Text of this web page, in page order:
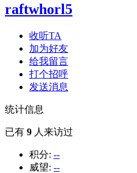
raftwhorl5
收听TA
加为好友
给我留言
打个招呼
发送消息
统计信息
已有 9 人来访过
积分: --
威望: --